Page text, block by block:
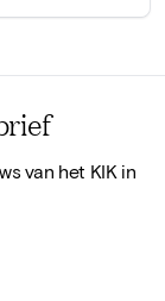
van het KIK in